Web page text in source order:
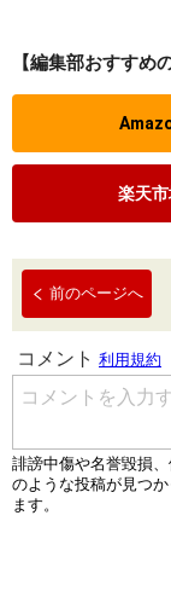
【編集部おすすめ
楽天
前のページへ